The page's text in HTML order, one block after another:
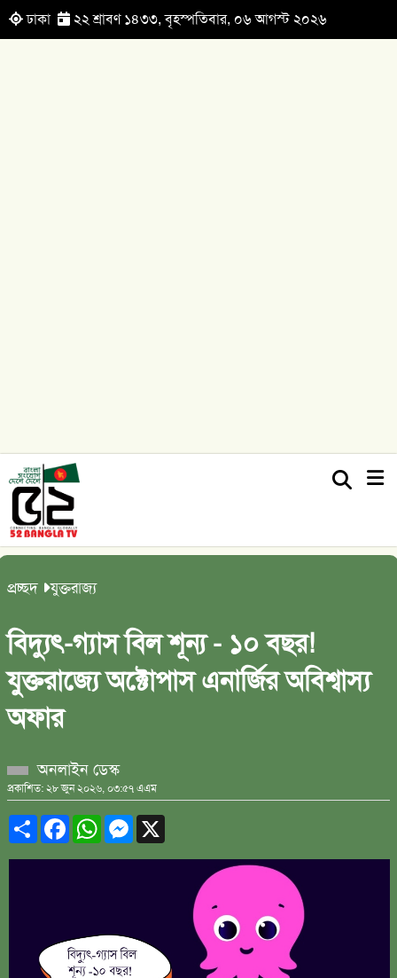
ঢাকা ২২ শ্রাবণ ১৪৩৩, বৃহস্পতিবার, ০৬ আগস্ট ২০২৬
প্রচ্ছদ যুক্তরাজ্য
বিদ্যুৎ-গ্যাস বিল শূন্য - ১০ বছর!
যুক্তরাজ্যে অক্টোপাস এনার্জির অবিশ্বাস্য
অফার
অনলাইন ডেস্ক
প্রকাশিত: ২৮ জুন ২০২৬, ০৩:৫৭ এএম
ShareFacebookWhatsAppMessenger